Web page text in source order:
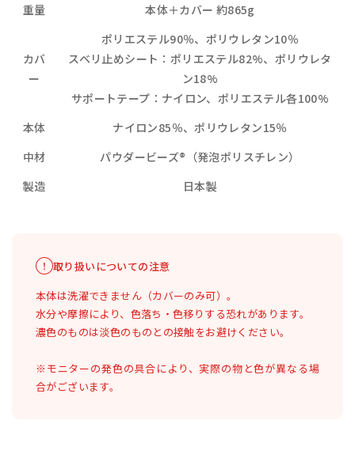
重量 本体＋カバー 約865g
カバ
ー
ポリエステル90％、ポリウレタン10％
スベリ止めシート：ポリエステル82%、ポリウレタ
ン18%
サポートテープ：ナイロン、ポリエステル各100%
本体
ナイロン85％、ポリウレタン15％
中材
パウダービーズ®（発泡ポリスチレン）
製造
日本製
取り扱いについての注意
本体は洗濯できません（カバーのみ可）。
水分や摩擦により、色落ち・色移りする恐れがあります。
濃色のものは淡色のものとの接触をお避けください。
※モニターの発色の具合により、実際の物と色が異なる場
合がございます。